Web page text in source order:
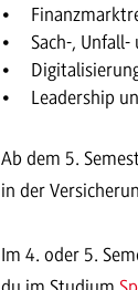
Sach-,
Leadership
Ab dem 5.
in der
Im 4. oder 5.